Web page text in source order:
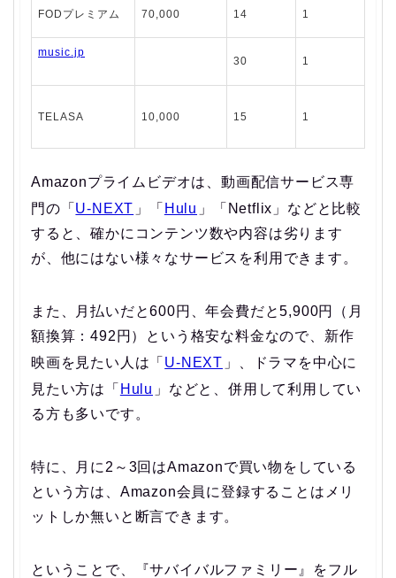
FODプレミアム 70,000 14 1
music.jp
30 1
TELASA 10,000 15 1
Amazonプライムビデオは、動画配信サービス専
門の「 U-NEXT 」「 Hulu 」「Netflix」などと比較
すると、確かにコンテンツ数や内容は劣ります
が、他にはない様々なサービスを利用できます。
また、月払いだと600円、年会費だと5,900円（月
額換算：492円）という格安な料金なので、新作
映画を見たい人は「 U-NEXT 」、ドラマを中心に
見たい方は「 Hulu 」などと、併用して利用してい
る方も多いです。
特に、月に2～3回はAmazonで買い物をしている
という方は、Amazon会員に登録することはメリ
ットしか無いと断言できます。
ということで、 『サバイバルファミリー』をフル